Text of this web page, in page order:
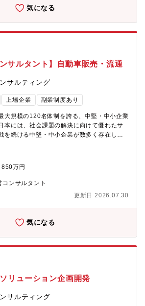
留まらず、各社がこれから取組むべき「グ
メーション（GX）」、「サーキュラーエコ
といった課題やテーマに対して、グローバ
どを基に企業の構造改革と社会価値の創造
フェッショナルチームです。【おすすめポ
の源泉であったものづくり領域を最新のデ
ダイナミックに改革し、競争力ある姿に変
く大きなやりがいと成長機会のあるポジシ
勤務かつリモートワークも柔軟に活用でき
ランスを気にした組織運営がされていま
気になる
サルタント】自動車販売・流通
サルティング
上場企業 副業制度あり
大規模の120名体制を誇る、中堅・中小企業
本には、社会課題の解決に向けて優れたサ
を続ける中堅・中小企業が数多く存在しま
強化による売上の安定化を図りながら、並
組むことが不可欠です。本ポジションは、
し、持続可能な成長へと導く役割を担いま
経営者のパートナーとして、クライアント
と考えている方を歓迎します。▼事業部の
excited-shock-
Book-
仕事内容カーデ
店、サービスステーション（ガソリンスタ
を支える中堅・中小企業に対し、経営と現
むコンサルティングを担っていただきま
企業の歴史や経営背景を紐解きながら、組
い、新たな価値創出と企業価値向上を推進
す。経営者と伴走しながら、地域企業の変
やりがいがあります。配属後は、ご自身の
万円
コンサルタント
更新日 2026.07.30
気になる
リューション企画開発
サルティング